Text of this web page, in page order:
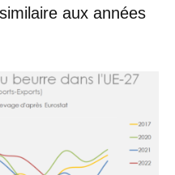
aux années